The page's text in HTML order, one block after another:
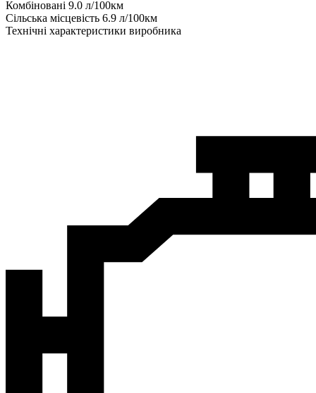
Комбіновані 9.0 л/100км
Сільська місцевість 6.9 л/100км
Технічні характеристики виробника